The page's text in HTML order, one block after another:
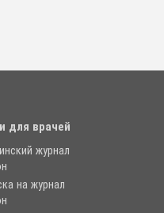
для врачей
журнал
на журнал